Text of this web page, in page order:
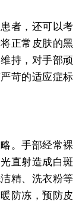
者，还可以考
正常皮肤的黑
持，对手部顽
苛的适应症标
。手部经常裸
直射造成白斑
精、洗衣粉等
防冻，预防皮